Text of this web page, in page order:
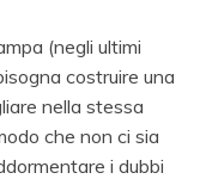
(negli ultimi
costruire una
nella stessa
che non ci sia
i dubbi